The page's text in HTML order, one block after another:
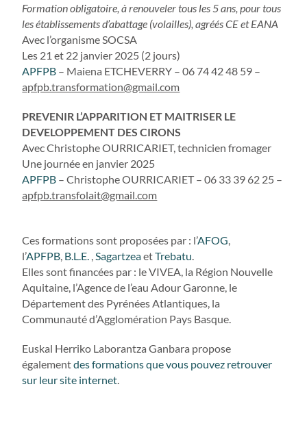
Formation obligatoire, à renouveler tous les 5 ans, pour tous
les établissements d’abattage (volailles), agréés CE et EANA
Avec l’organisme SOCSA
Les 21 et 22 janvier 2025 (2 jours)
APFPB – Maiena ETCHEVERRY – 06 74 42 48 59 –
apfpb.transformation@gmail.com
PREVENIR L’APPARITION ET MAITRISER LE
DEVELOPPEMENT DES CIRONS
Avec Christophe OURRICARIET, technicien fromager
Une journée en janvier 2025
APFPB – Christophe OURRICARIET – 06 33 39 62 25 –
apfpb.transfolait@gmail.com
Ces formations sont proposées par : l’AFOG
l’APFPB B.L.E. SagartzeaetTrebatu
Elles sont financées par : le VIVEA, la Région Nouvelle
Aquitaine, l’Agence de l’eau Adour Garonne, le
Département des Pyrénées Atlantiques, la
Communauté d’Agglomération Pays Basque.
Euskal Herriko Laborantza Ganbara propose
égalementdes formations que vous pouvez retrouver
sur leur site internet